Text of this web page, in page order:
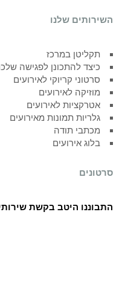
השירותים שלנו
תקליטן במרכז
כיצד להתכונן לפגישה
סרטוני קריוקי לאירועים
מוזיקה לאירועים
אטרקציות לאירועים
גלריות תמונות מאירועים
מכתבי תודה
בלוג אירועים
סרטונים
התבוננו היטב בקשת